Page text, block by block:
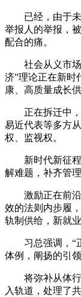
已经，由于未
举报人的举报，
配合的痛。
社会从义市场
济”理论正在新时
康、高质量成长供
正在拆迁中，
易近代表等多方
权、监视权。
新时代新征程
解难题，补齐管
激励正在前沿
效的法则内步履
轨制供给，新就
习总强调，“正
体例，阐扬的引
将弥补从体行
入轨道，处理了